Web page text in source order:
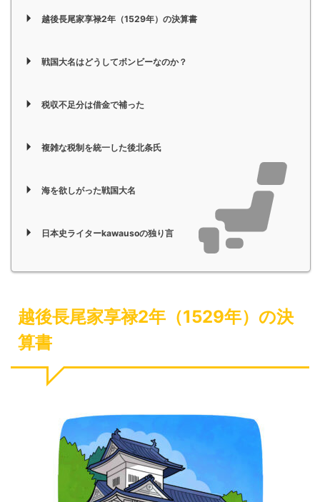
越後長尾家享禄2年（1529年）の決算書
戦国大名はどうしてボンビーなのか？
税収不足分は借金で補った
複雑な税制を統一した後北条氏
海を欲しがった戦国大名
日本史ライターkawausoの独り言
越後長尾家享禄2年（1529年）の決
算書